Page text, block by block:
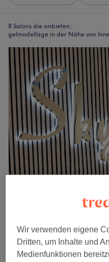
8 Salons die anbieten:
gelmodellage in der Nähe von
Sky Nails Lounge
1594
Auf Karte anzeigen
Last Minute und
Zehnagelmodellage -
Wir verwenden eigene
Dritten, um Inhalte und
Medienfunktionen